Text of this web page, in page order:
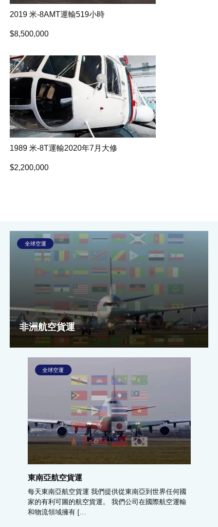
2019 米-8AMT運輸519小時
$8,500,000
1989 米-8T運輸2020年7月大修
$2,200,000
全球空運
非洲航空貨運
全球空運
東南亞航空貨運
每天東南亞航空貨運 我們提供從東南亞到世界任何國
家的有利可圖的航空貨運。 我們公司在國際航空運輸
和物流領域擁有 […